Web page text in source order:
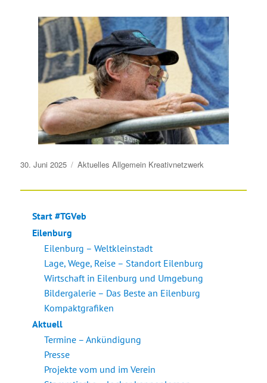
Veröffentlicht
30. Juni 2025 Aktuelles Allgemein Kreativnetzwerk
Start #TGVeb
Eilenburg
Eilenburg – Weltkleinstadt
Lage, Wege, Reise – Standort Eilenburg
Wirtschaft in Eilenburg und Umgebung
Bildergalerie – Das Beste an Eilenburg
Kompaktgrafiken
Aktuell
Termine – Ankündigung
Presse
Projekte vom und im Verein